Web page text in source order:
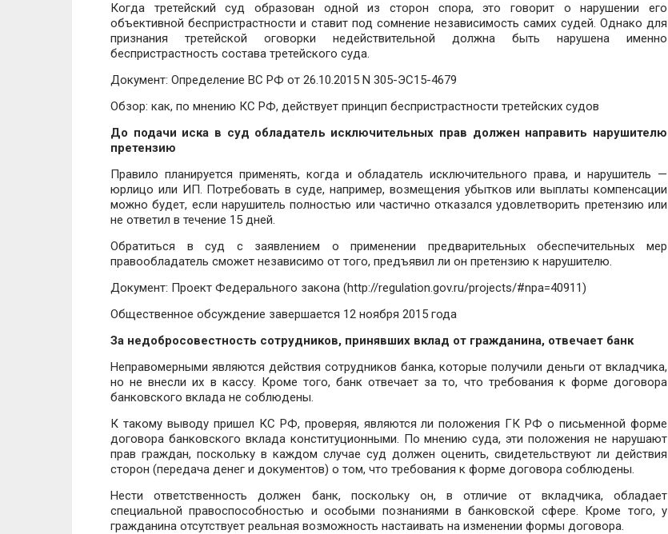
Когда третейский суд образован одной из сторон спора, это говорит о нарушении его
объективной беспристрастности и ставит под сомнение независимость самих судей. Однако для
признания третейской оговорки недействительной должна быть нарушена именно
беспристрастность состава третейского суда.
Документ: Определение ВС РФ от 26.10.2015 N 305-ЭС15-4679
Обзор: как, по мнению КС РФ, действует принцип беспристрастности третейских судов
До подачи иска в суд обладатель исключительных прав должен направить нарушителю
претензию
Правило планируется применять, когда и обладатель исключительного права, и нарушитель —
юрлицо или ИП. Потребовать в суде, например, возмещения убытков или выплаты компенсации
можно будет, если нарушитель полностью или частично отказался удовлетворить претензию или
не ответил в течение 15 дней.
Обратиться в суд с заявлением о применении предварительных обеспечительных мер
правообладатель сможет независимо от того, предъявил ли он претензию к нарушителю.
Документ: Проект Федерального закона (http://regulation.gov.ru/projects/#npa=40911)
Общественное обсуждение завершается 12 ноября 2015 года
За недобросовестность сотрудников, принявших вклад от гражданина, отвечает банк
Неправомерными являются действия сотрудников банка, которые получили деньги от вкладчика,
но не внесли их в кассу. Кроме того, банк отвечает за то, что требования к форме договора
банковского вклада не соблюдены.
К такому выводу пришел КС РФ, проверяя, являются ли положения ГК РФ о письменной форме
договора банковского вклада конституционными. По мнению суда, эти положения не нарушают
прав граждан, поскольку в каждом случае суд должен оценить, свидетельствуют ли действия
сторон (передача денег и документов) о том, что требования к форме договора соблюдены.
Нести ответственность должен банк, поскольку он, в отличие от вкладчика, обладает
специальной правоспособностью и особыми познаниями в банковской сфере. Кроме того, у
гражданина отсутствует реальная возможность настаивать на изменении формы договора.